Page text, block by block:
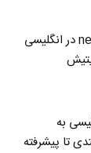
تلفظ واژه news در انگلیسی
به
تا پیشرفته